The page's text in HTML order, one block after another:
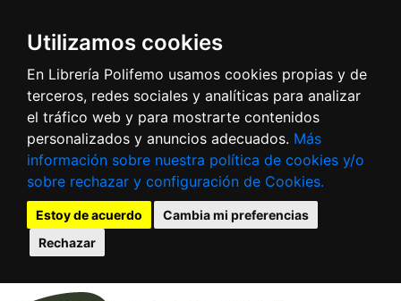
Utilizamos cookies
En Librería Polifemo usamos cookies propias y de
terceros, redes sociales y analíticas para analizar
el tráfico web y para mostrarte contenidos
personalizados y anuncios adecuados. Más
información sobre nuestra política de cookies y/o
sobre rechazar y configuración de Cookies.
Estoy de acuerdo
Cambia mi preferencias
Rechazar